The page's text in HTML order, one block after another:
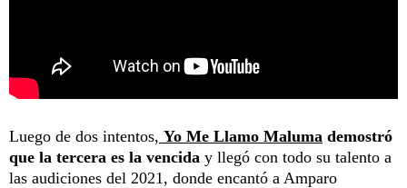
Luego de dos intentos, Yo Me Llamo Maluma demostró
que la tercera es la vencida y llegó con todo su talento a
las audiciones del 2021, donde encantó a Amparo